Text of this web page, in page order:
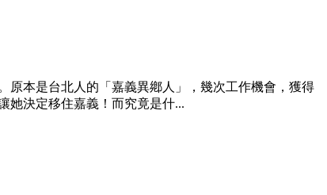
原本是台北人的「嘉義異鄕人」，幾次工作機會，獲得
她決定移住嘉義！而究竟是什...